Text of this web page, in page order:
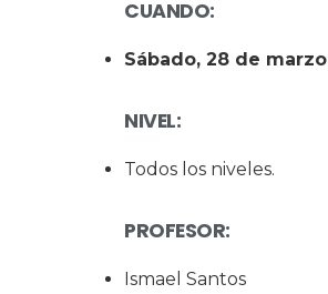
CUANDO:
Sábado, 28 de marzo
NIVEL:
Todos los niveles.
PROFESOR:
Ismael Santos